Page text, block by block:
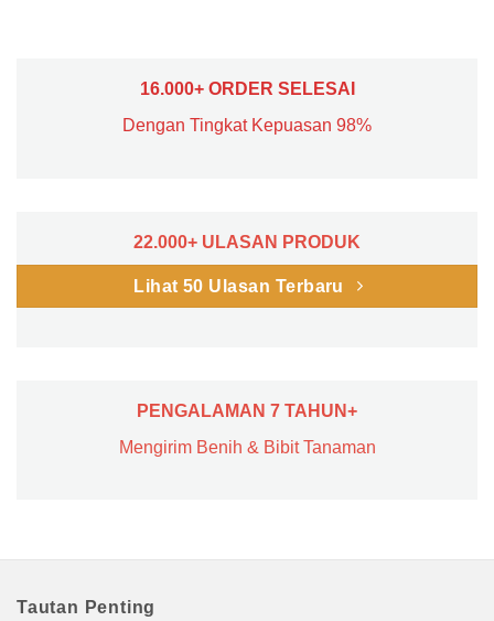
16.000+ ORDER SELESAI
Dengan Tingkat Kepuasan 98%
22.000+ ULASAN PRODUK
Lihat 50 Ulasan Terbaru
PENGALAMAN 7 TAHUN+
Mengirim Benih & Bibit Tanaman
Tautan Penting